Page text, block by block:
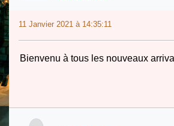
11 Janvier 2021 à 14:35:11
Bienvenu à tous les nouveaux